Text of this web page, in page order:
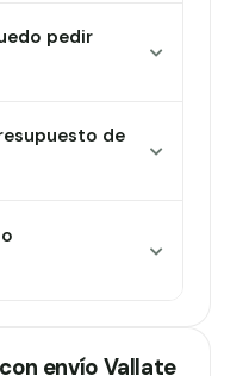
pedir
de
envío Vallate